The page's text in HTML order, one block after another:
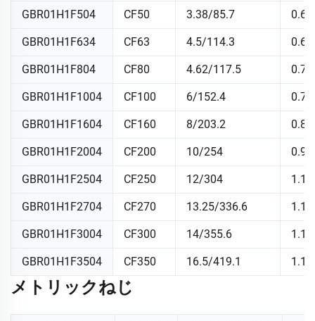
GBR01H1F504 CF50 3.38/85.7
GBR01H1F634 CF63 4.5/114.3
GBR01H1F804 CF80 4.62/117.5
GBR01H1F1004 CF100 6/152.4
GBR01H1F1604 CF160 8/203.2
GBR01H1F2004 CF200 10/254
GBR01H1F2504 CF250 12/304
GBR01H1F2704 CF270 13.25/336.6
GBR01H1F3004 CF300 14/355.6
GBR01H1F3504 CF350 16.5/419.1
メトリックねじ